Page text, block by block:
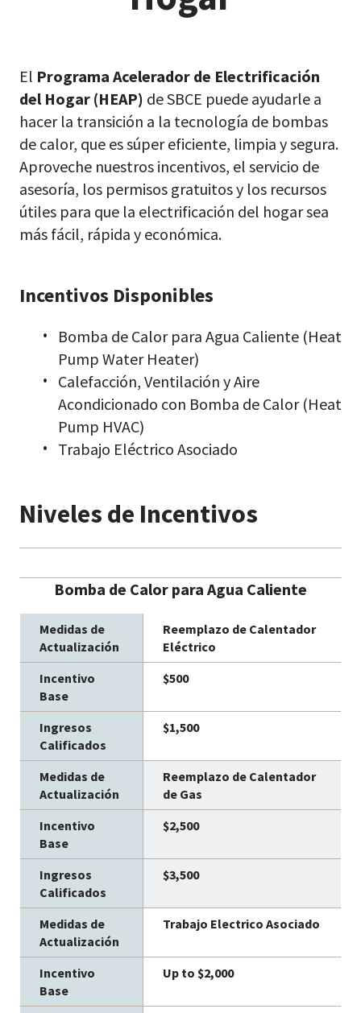
El Programa Acelerador de Electrificación
del Hogar (HEAP) de SBCE puede ayudarle a
hacer la transición a la tecnología de bombas
de calor, que es súper eficiente, limpia y segura.
Aproveche nuestros incentivos, el servicio de
asesoría, los permisos gratuitos y los recursos
útiles para que la electrificación del hogar sea
más fácil, rápida y económica.
Incentivos Disponibles
Bomba de Calor para Agua Caliente (Heat
Pump Water Heater)
Calefacción, Ventilación y Aire
Acondicionado con Bomba de Calor (Heat
Pump HVAC)
Trabajo Eléctrico Asociado
Niveles de Incentivos
Bomba de Calor para Agua Caliente
Reemplazo de Calentador
Eléctrico
$500
$1,500
Reemplazo de Calentador
de Gas
$2,500
$3,500
Trabajo Electrico Asociado
Up to $2,000